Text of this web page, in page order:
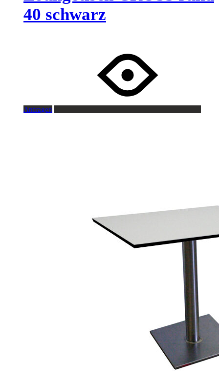
40 schwarz
Anfragen